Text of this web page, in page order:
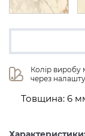
Колір виробу
через
Товщина: 6